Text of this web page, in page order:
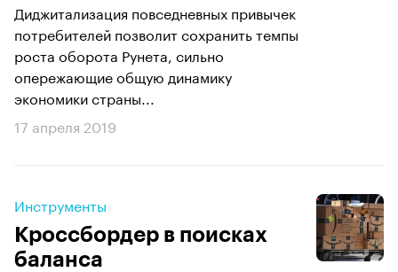
Диджитализация повседневных привычек
потребителей позволит сохранить темпы
роста оборота Рунета, сильно
опережающие общую динамику
экономики страны...
17 апреля 2019
Инструменты
Кроссбордер в поисках
баланса